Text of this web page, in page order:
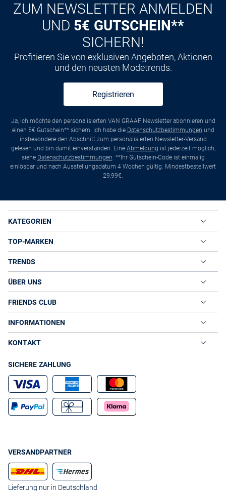
ZUM NEWSLETTER ANMELDEN
UND 5€ GUTSCHEIN**
SICHERN!
Profitieren Sie von exklusiven Angeboten, Aktionen
und den neusten Modetrends.
Registrieren
Ja, ich möchte den personalisierten VAN GRAAF Newsletter abonnieren und
einen 5€ Gutschein** sichern. Ich habe die Datenschutzbestimmungen und
insbesondere den Abschnitt zum personalisierten Newsletter-Versand
gelesen und bin damit einverstanden. Eine Abmeldung ist jederzeit möglich,
siehe Datenschutzbestimmungen. **Ihr Gutschein-Code ist einmalig
einlösbar und nach Ausstellungsdatum 4 Wochen gültig. Mindestbestellwert
29,99€.
KATEGORIEN
TOP-MARKEN
TRENDS
ÜBER UNS
FRIENDS CLUB
INFORMATIONEN
KONTAKT
SICHERE ZAHLUNG
VERSANDPARTNER
Lieferung nur in Deutschland